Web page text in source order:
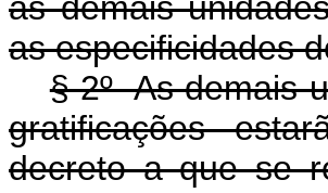
as especificidades
§ 2º As demais
gratificações
decreto a que se